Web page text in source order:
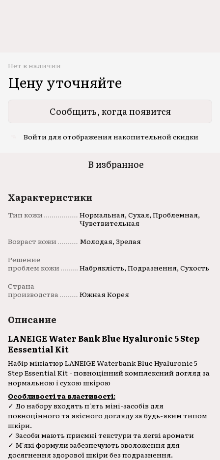
Нет в наличии
Цену уточняйте
Сообщить, когда появится
Войти для отображения накопительной скидки
В избранное
Характеристики
Тип кожи
Нормальная, Сухая, Проблемная,
Чувствительная
Возраст кожи
Молодая, Зрелая
Решение
проблем кожи
Набряклість, Подразнення, Сухость
Страна
производства
Южная Корея
Описание
LANEIGE Water Bank Blue Hyaluronic 5 Step
Eessential Kit
Набір мініатюр LANEIGE Waterbank Blue Hyaluronic 5
Step Essential Kit - повноцінний комплексний догляд за
нормальною і сухою шкірою
Особливості та властивості:
✓ До набору входять п'ять міні-засобів для
повноцінного та якісного догляду за будь-яким типом
шкіри.
✓ Засоби мають приємні текстури та легкі аромати
✓ М'які формули забезпечують зволоження для
досягнення здорової шкіри без подразнення.